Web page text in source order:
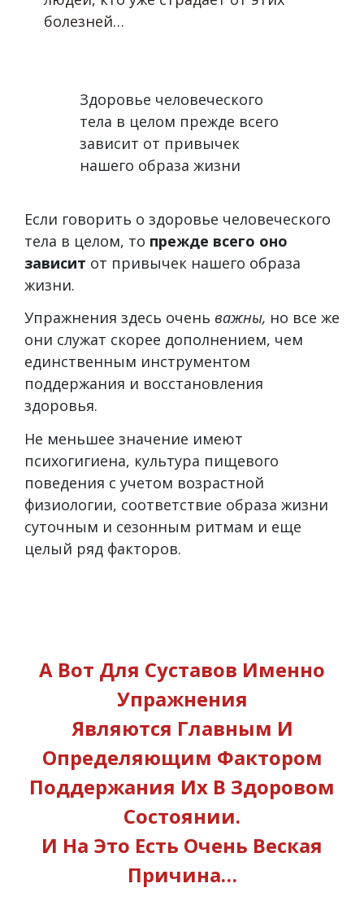
болезней…
Здоровье человеческого
тела в целом прежде всего
зависит от привычек
нашего образа жизни
Если говорить о здоровье человеческого
тела в целом, то прежде всего оно
зависит от привычек нашего образа
жизни.
Упражнения здесь очень важны, но все же
они служат скорее дополнением, чем
единственным инструментом
поддержания и восстановления
здоровья.
Не меньшее значение имеют
психогигиена, культура пищевого
поведения с учетом возрастной
физиологии, соответствие образа жизни
суточным и сезонным ритмам и еще
целый ряд факторов.
А Вот Для Суставов Именно
Упражнения
Являются Главным И
Определяющим Фактором
Поддержания Их В Здоровом
Состоянии.
И На Это Есть Очень Веская
Причина…